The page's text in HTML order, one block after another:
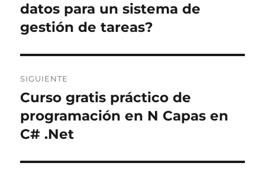
entradas
anterior:
datos para un sistema de
gestión de tareas?
SIGUIENTE
Entrada
siguiente:
Curso gratis práctico de
programación en N Capas en
C# .Net